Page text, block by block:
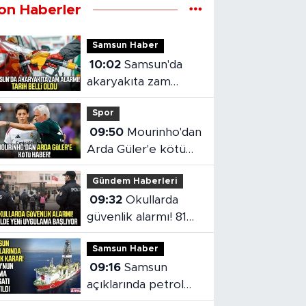
Haberler
Samsun Haber
10:02 Samsun'da
akaryakıta zam
alarmı! Tarih belli
oldu
Spor
09:50
Arda Güler'e kötü
haber!
Gündem Haberleri
09:32 Okullarda
güvenlik alarmı! 81
ilde yeni uygulama
başlıyor
Samsun Haber
09:16 Samsun
açıklarında petrol
aramaları devam